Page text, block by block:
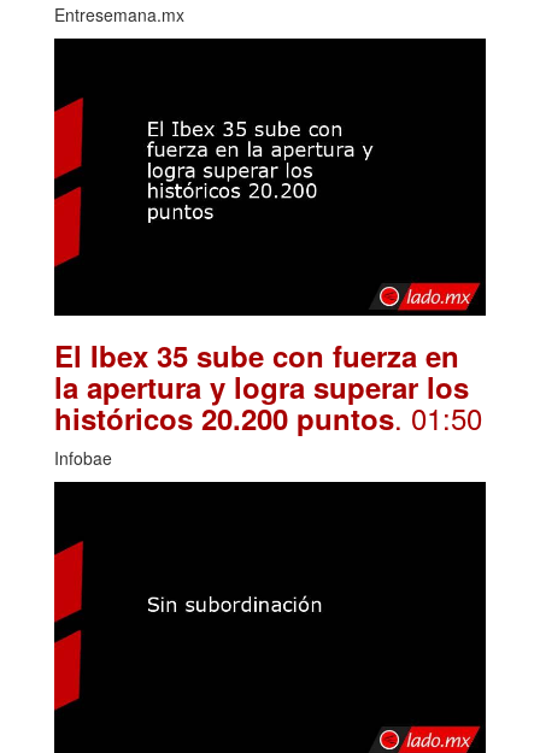
Entresemana.mx
El Ibex 35 sube con fuerza en
la apertura y logra superar los
históricos 20.200 puntos. 01:50
Infobae